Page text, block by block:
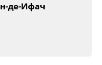
де-Ифач